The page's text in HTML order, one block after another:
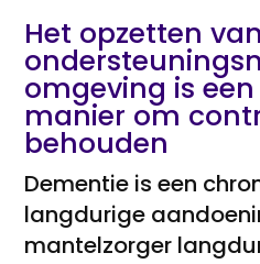
Het opzetten
omgeving is
manier om
behouden
Dementie is een
langdurige
mantelzorger